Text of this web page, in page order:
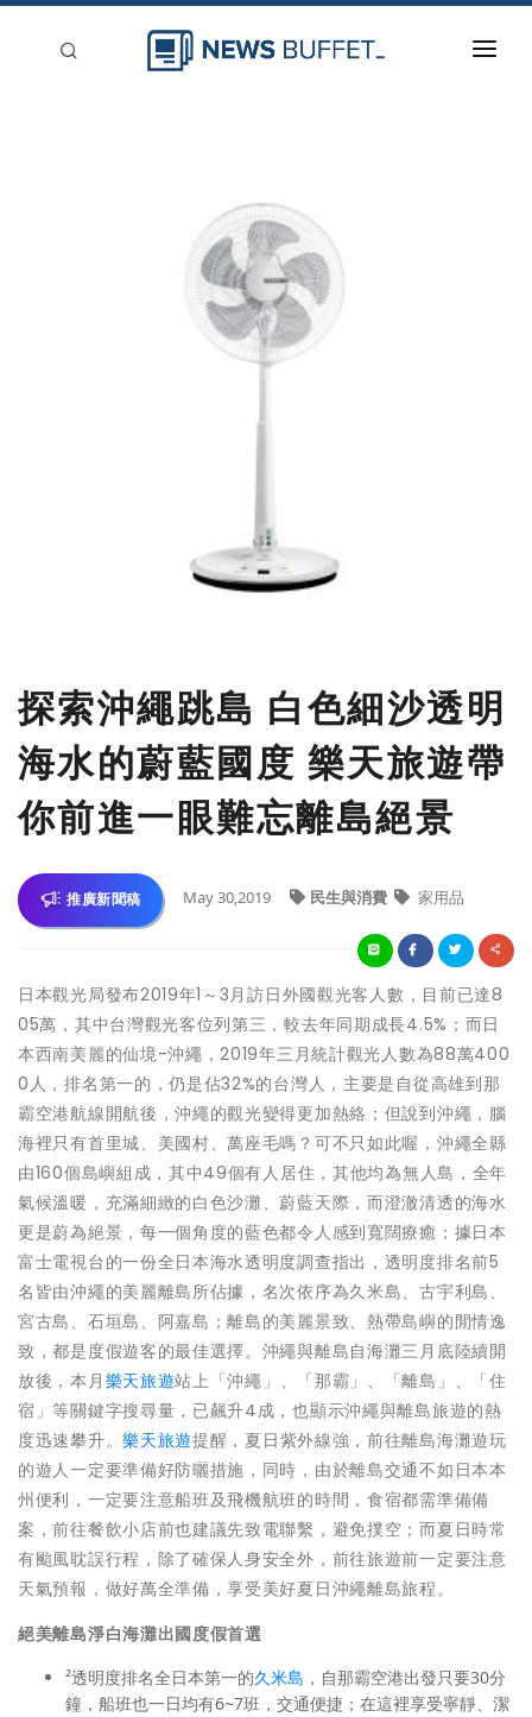
探索沖繩跳島 白色細沙透明
海水的蔚藍國度 樂天旅遊帶
你前進一眼難忘離島絕景
推廣新聞稿 May 30,2019 民生與消費 家用品
日本觀光局發布2019年1～3月訪日外國觀光客人數，目前已達8
05萬，其中台灣觀光客位列第三，較去年同期成長4.5%；而日
本西南美麗的仙境-沖繩，2019年三月統計觀光人數為88萬400
0人，排名第一的，仍是佔32%的台灣人，主要是自從高雄到那
霸空港航線開航後，沖繩的觀光變得更加熱絡；但說到沖繩，腦
海裡只有首里城、美國村、萬座毛嗎？可不只如此喔，沖繩全縣
由160個島嶼組成，其中49個有人居住，其他均為無人島，全年
氣候溫暖，充滿細緻的白色沙灘、蔚藍天際，而澄澈清透的海水
更是蔚為絕景，每一個角度的藍色都令人感到寬闊療癒；據日本
富士電視台的一份全日本海水透明度調查指出，透明度排名前5
名皆由沖繩的美麗離島所佔據，名次依序為久米島、古宇利島、
宮古島、石垣島、阿嘉島；離島的美麗景致、熱帶島嶼的閒情逸
致，都是度假遊客的最佳選擇。沖繩與離島自海灘三月底陸續開
放後，本月 樂天旅遊站上「沖繩」、「那霸」、「離島」、「住
宿」等關鍵字搜尋量，已飆升4成，也顯示沖繩與離島旅遊的熱
度迅速攀升。樂天旅遊提醒，夏日紫外線強，前往離島海灘遊玩
的遊人一定要準備好防曬措施，同時，由於離島交通不如日本本
州便利，一定要注意船班及飛機航班的時間，食宿都需準備備
案，前往餐飲小店前也建議先致電聯繫，避免撲空；而夏日時常
有颱風耽誤行程，除了確保人身安全外，前往旅遊前一定要注意
天氣預報，做好萬全準備，享受美好夏日沖繩離島旅程。
絕美離島淨白海灘出國度假首選
²透明度排名全日本第一的久米島 ，自那霸空港出發只要30分
鐘，船班也一日均有6~7班，交通便捷；在這裡享受寧靜、潔